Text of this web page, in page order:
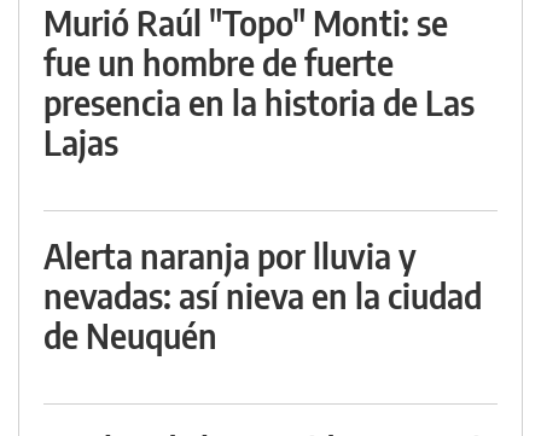
Murió Raúl "Topo" Monti: se
fue un hombre de fuerte
presencia en la historia de Las
Lajas
Alerta naranja por lluvia y
nevadas: así nieva en la ciudad
de Neuquén